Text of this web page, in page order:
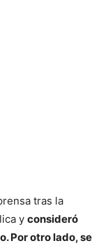
tras la
y consideró
Por otro lado, se